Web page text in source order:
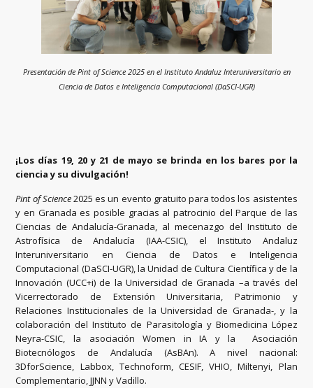
Presentación de Pint of Science 2025 en el Instituto Andaluz Interuniversitario en
Ciencia de Datos e Inteligencia Computacional (DaSCI-UGR)
¡Los días 19, 20 y 21 de mayo se brinda en los bares por la
ciencia y su divulgación!
Pint of Science2025 es un evento gratuito para todos los asistentes
y en Granada es posible gracias al patrocinio del Parque de las
Ciencias de Andalucía-Granada, al mecenazgo del Instituto de
Astrofísica de Andalucía (IAA-CSIC), el Instituto Andaluz
Interuniversitario en Ciencia de Datos e Inteligencia
Computacional (DaSCI-UGR), la Unidad de Cultura Científica y de la
Innovación (UCC+i) de la Universidad de Granada –a través del
Vicerrectorado de Extensión Universitaria, Patrimonio y
Relaciones Institucionales de la Universidad de Granada-, y la
colaboración del Instituto de Parasitología y Biomedicina López
Neyra-CSIC, la asociación Women in IA y la Asociación
Biotecnólogos de Andalucía (AsBAn). A nivel nacional:
3DforScience, Labbox, Technoform, CESIF, VHIO, Miltenyi, Plan
Complementario, JJNN y Vadillo.